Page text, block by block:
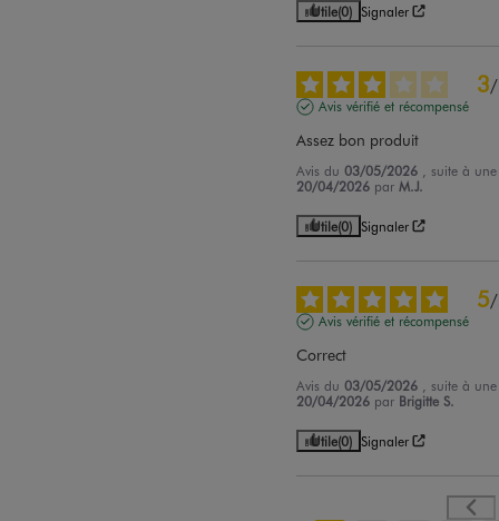
Utile(0) Signaler
3/
Avis vérifié et récompensé
Assez bon produit
Avis du03/05/2026
, suite à
20/04/2026 parM.J.
Utile(0) Signaler
5/
Avis vérifié et récompensé
Correct
Avis du03/05/2026
, suite à
20/04/2026 par Brigitte S.
Utile(0) Signaler